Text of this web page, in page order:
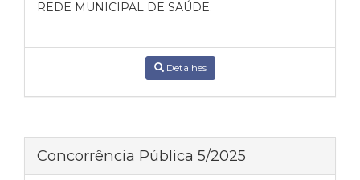
REDE MUNICIPAL DE SAÚDE.
Detalhes
Concorrência Pública 5/2025